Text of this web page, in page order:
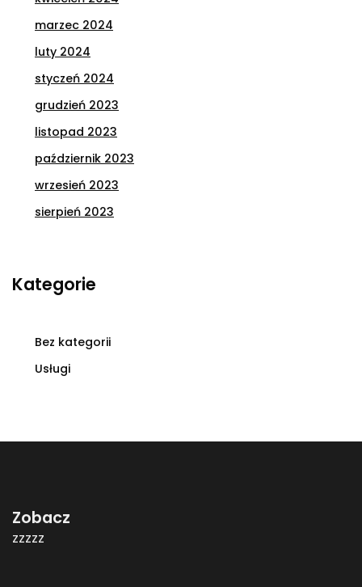
marzec 2024
luty 2024
styczeń 2024
grudzień 2023
listopad 2023
październik 2023
wrzesień 2023
sierpień 2023
Kategorie
Bez kategorii
Usługi
Zobacz
zzzzz